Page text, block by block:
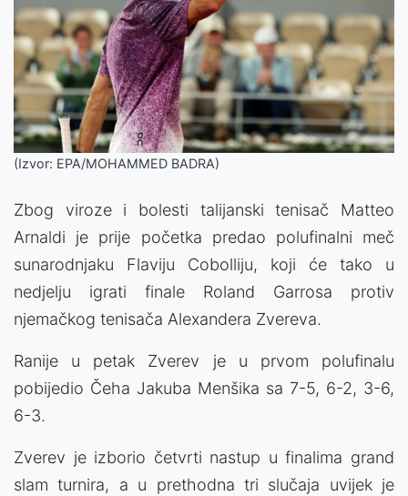
(Izvor: EPA/MOHAMMED BADRA)
Zbog viroze i bolesti talijanski tenisač Matteo
Arnaldi je prije početka predao polufinalni meč
sunarodnjaku Flaviju Cobolliju, koji će tako u
nedjelju igrati finale Roland Garrosa protiv
njemačkog tenisača Alexandera Zvereva.
Ranije u petak Zverev je u prvom polufinalu
pobijedio Čeha Jakuba Menšika sa 7-5, 6-2, 3-6,
6-3.
Zverev je izborio četvrti nastup u finalima grand
slam turnira, a u prethodna tri slučaja uvijek je